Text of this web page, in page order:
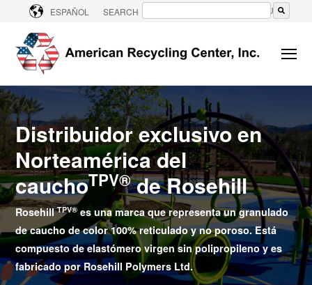
ESPAÑOL SEARCH CONTACT US
Distribuidor exclusivo en
Norteamérica del
cauchoTPV®de Rosehill
RosehillTPV® esuna marca que representa un granulado
de caucho de color 100% reticulado y no poroso. Está
compuesto de elastómero virgen sin polipropileno y es
fabricado por Rosehill Polymers Ltd.